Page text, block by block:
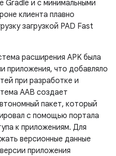
Gradle и с минимальными
клиента плавно
загрузкой PAD Fast
расширения APK была
приложения, что добавляло
при разработке и
AAB создает
пакет, который
с помощью портала
к приложениям. Для
версионные данные
приложения